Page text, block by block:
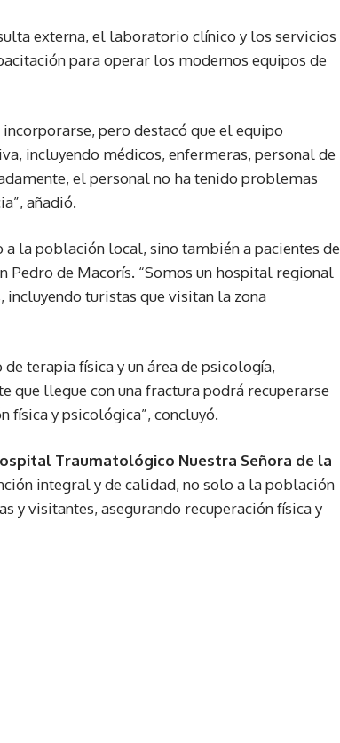
externa, el laboratorio clínico y los servicios
para operar los modernos equipos de
pero destacó que el equipo
incluyendo médicos, enfermeras, personal de
el personal no ha tenido problemas
añadió.
la población local, sino también a pacientes de
Pedro de Macorís. “Somos un hospital regional
incluyendo turistas que visitan la zona
terapia física y un área de psicología,
que llegue con una fractura podrá recuperarse
física y psicológica”, concluyó.
Traumatológico Nuestra Señora de la
integral y de calidad, no solo a la población
y visitantes, asegurando recuperación física y